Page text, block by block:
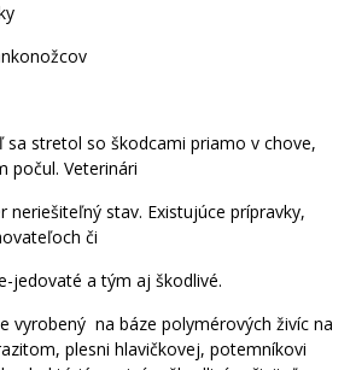
sa stretol so škodcami priamo v chove,
počul. Veterinári
stav. Existujúce prípravky,
či
jedovaté a tým aj škodlivé.
vyrobený na báze polymérových živíc na
plesni hlavičkovej, potemníkovi